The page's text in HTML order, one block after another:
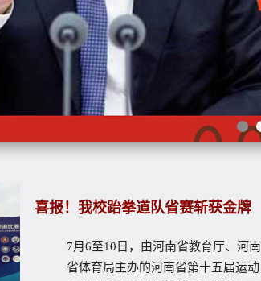
喜报！我校跆拳道队省赛斩获金牌
7月6至10日，由河南省教育厅、河南
省体育局主办的河南省第十五届运动